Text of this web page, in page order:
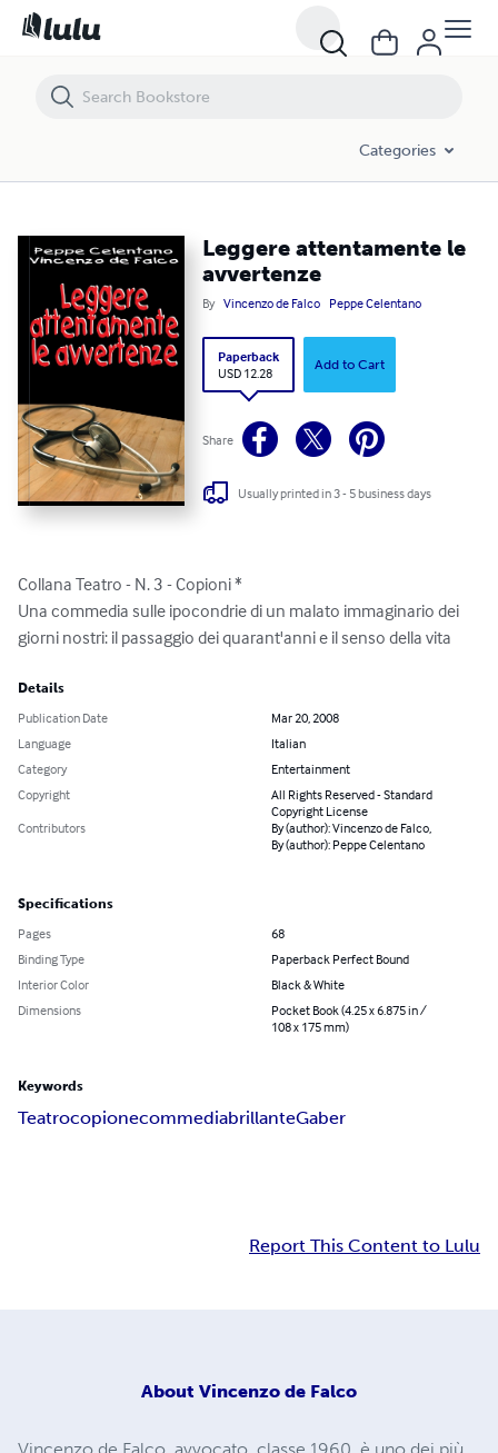
Categories
Leggere attentamente le
avvertenze
By Vincenzo de Falco Peppe Celentano
Paperback
USD 12.28
Add to Cart
Share
Usually printed in 3 - 5 business days
Collana Teatro - N. 3 - Copioni *
Una commedia sulle ipocondrie di un malato immaginario dei
giorni nostri: il passaggio dei quarant'anni e il senso della vita
Details
Publication Date
Mar 20, 2008
Language
Italian
Category
Entertainment
Copyright
All Rights Reserved - Standard
Copyright License
Contributors
By (author): Vincenzo de Falco,
By (author): Peppe Celentano
Specifications
Pages
68
Binding Type
Paperback Perfect Bound
Interior Color
Black & White
Dimensions
Pocket Book (4.25 x 6.875 in /
108 x 175 mm)
Keywords
TeatrocopionecommediabrillanteGaber
Report This Content to Lulu
About Vincenzo de Falco
Leggere attentamente le avvertenze